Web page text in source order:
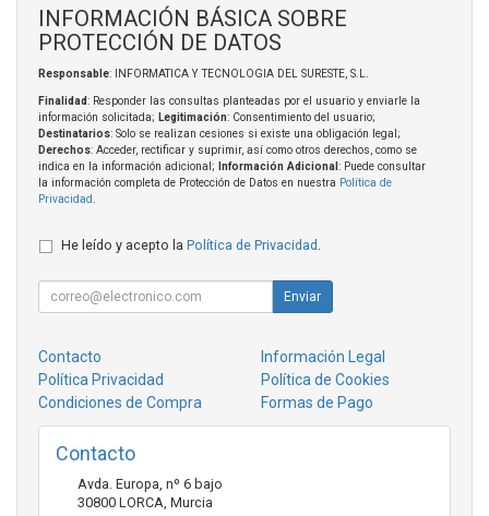
INFORMACIÓN BÁSICA SOBRE
PROTECCIÓN DE DATOS
Responsable: INFORMATICA Y TECNOLOGIA DEL SURESTE, S.L.
Finalidad: Responder las consultas planteadas por el usuario y enviarle la
información solicitada; Legitimación: Consentimiento del usuario;
Destinatarios: Solo se realizan cesiones si existe una obligación legal;
Derechos: Acceder, rectificar y suprimir, así como otros derechos, como se
indica en la información adicional;
Información Adicional : Puede consultar
la información completa de Protección de Datos en nuestra Política de
Privacidad
He leído y acepto la Política de Privacidad
Enviar
Contacto
Información Legal
Política Privacidad
Política de Cookies
Condiciones de Compra
Formas de Pago
Contacto
Avda. Europa, nº 6 bajo
30800 LORCA Murcia